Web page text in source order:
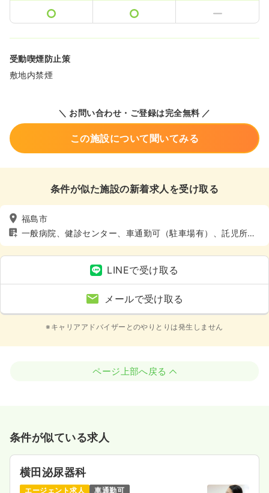
受動喫煙防止策
敷地内禁煙
＼ お問い合わせ・ご登録は完全無料 ／
この施設について聞いてみる
条件が似た施設の新着求人を受け取る
福島市
一般病院、健診センター、車通勤可（駐車場有）、託児所あ
り
LINEで受け取る
メールで受け取る
※キャリアアドバイザーとのやりとりは発生しません
ページ上部へ戻る
条件が似ている求人
横田泌尿器科
エージェント求人
車通勤可